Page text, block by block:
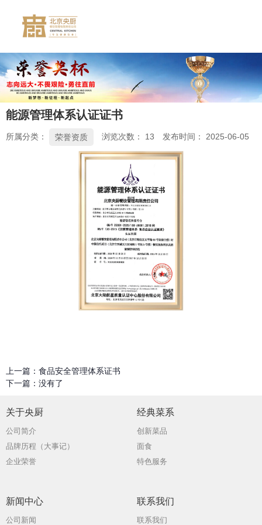
能源管理体系认证证书
所属分类： 荣誉资质 浏览次数： 13 发布时间： 2025-06-05
上一篇： 食品安全管理体系证书
下一篇： 没有了
关于央厨
公司简介
品牌历程（大事记）
企业荣誉
经典菜系
创新菜品
面食
特色服务
新闻中心
公司新闻
联系我们
联系我们